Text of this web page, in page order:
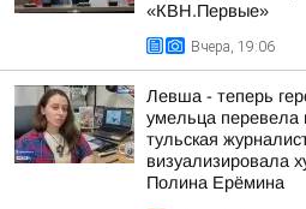
«КВН.Первые»
Вчера, 19:06
Левша - теперь
умельца перевела
тульская
визуализировала
Полина Ерёмина